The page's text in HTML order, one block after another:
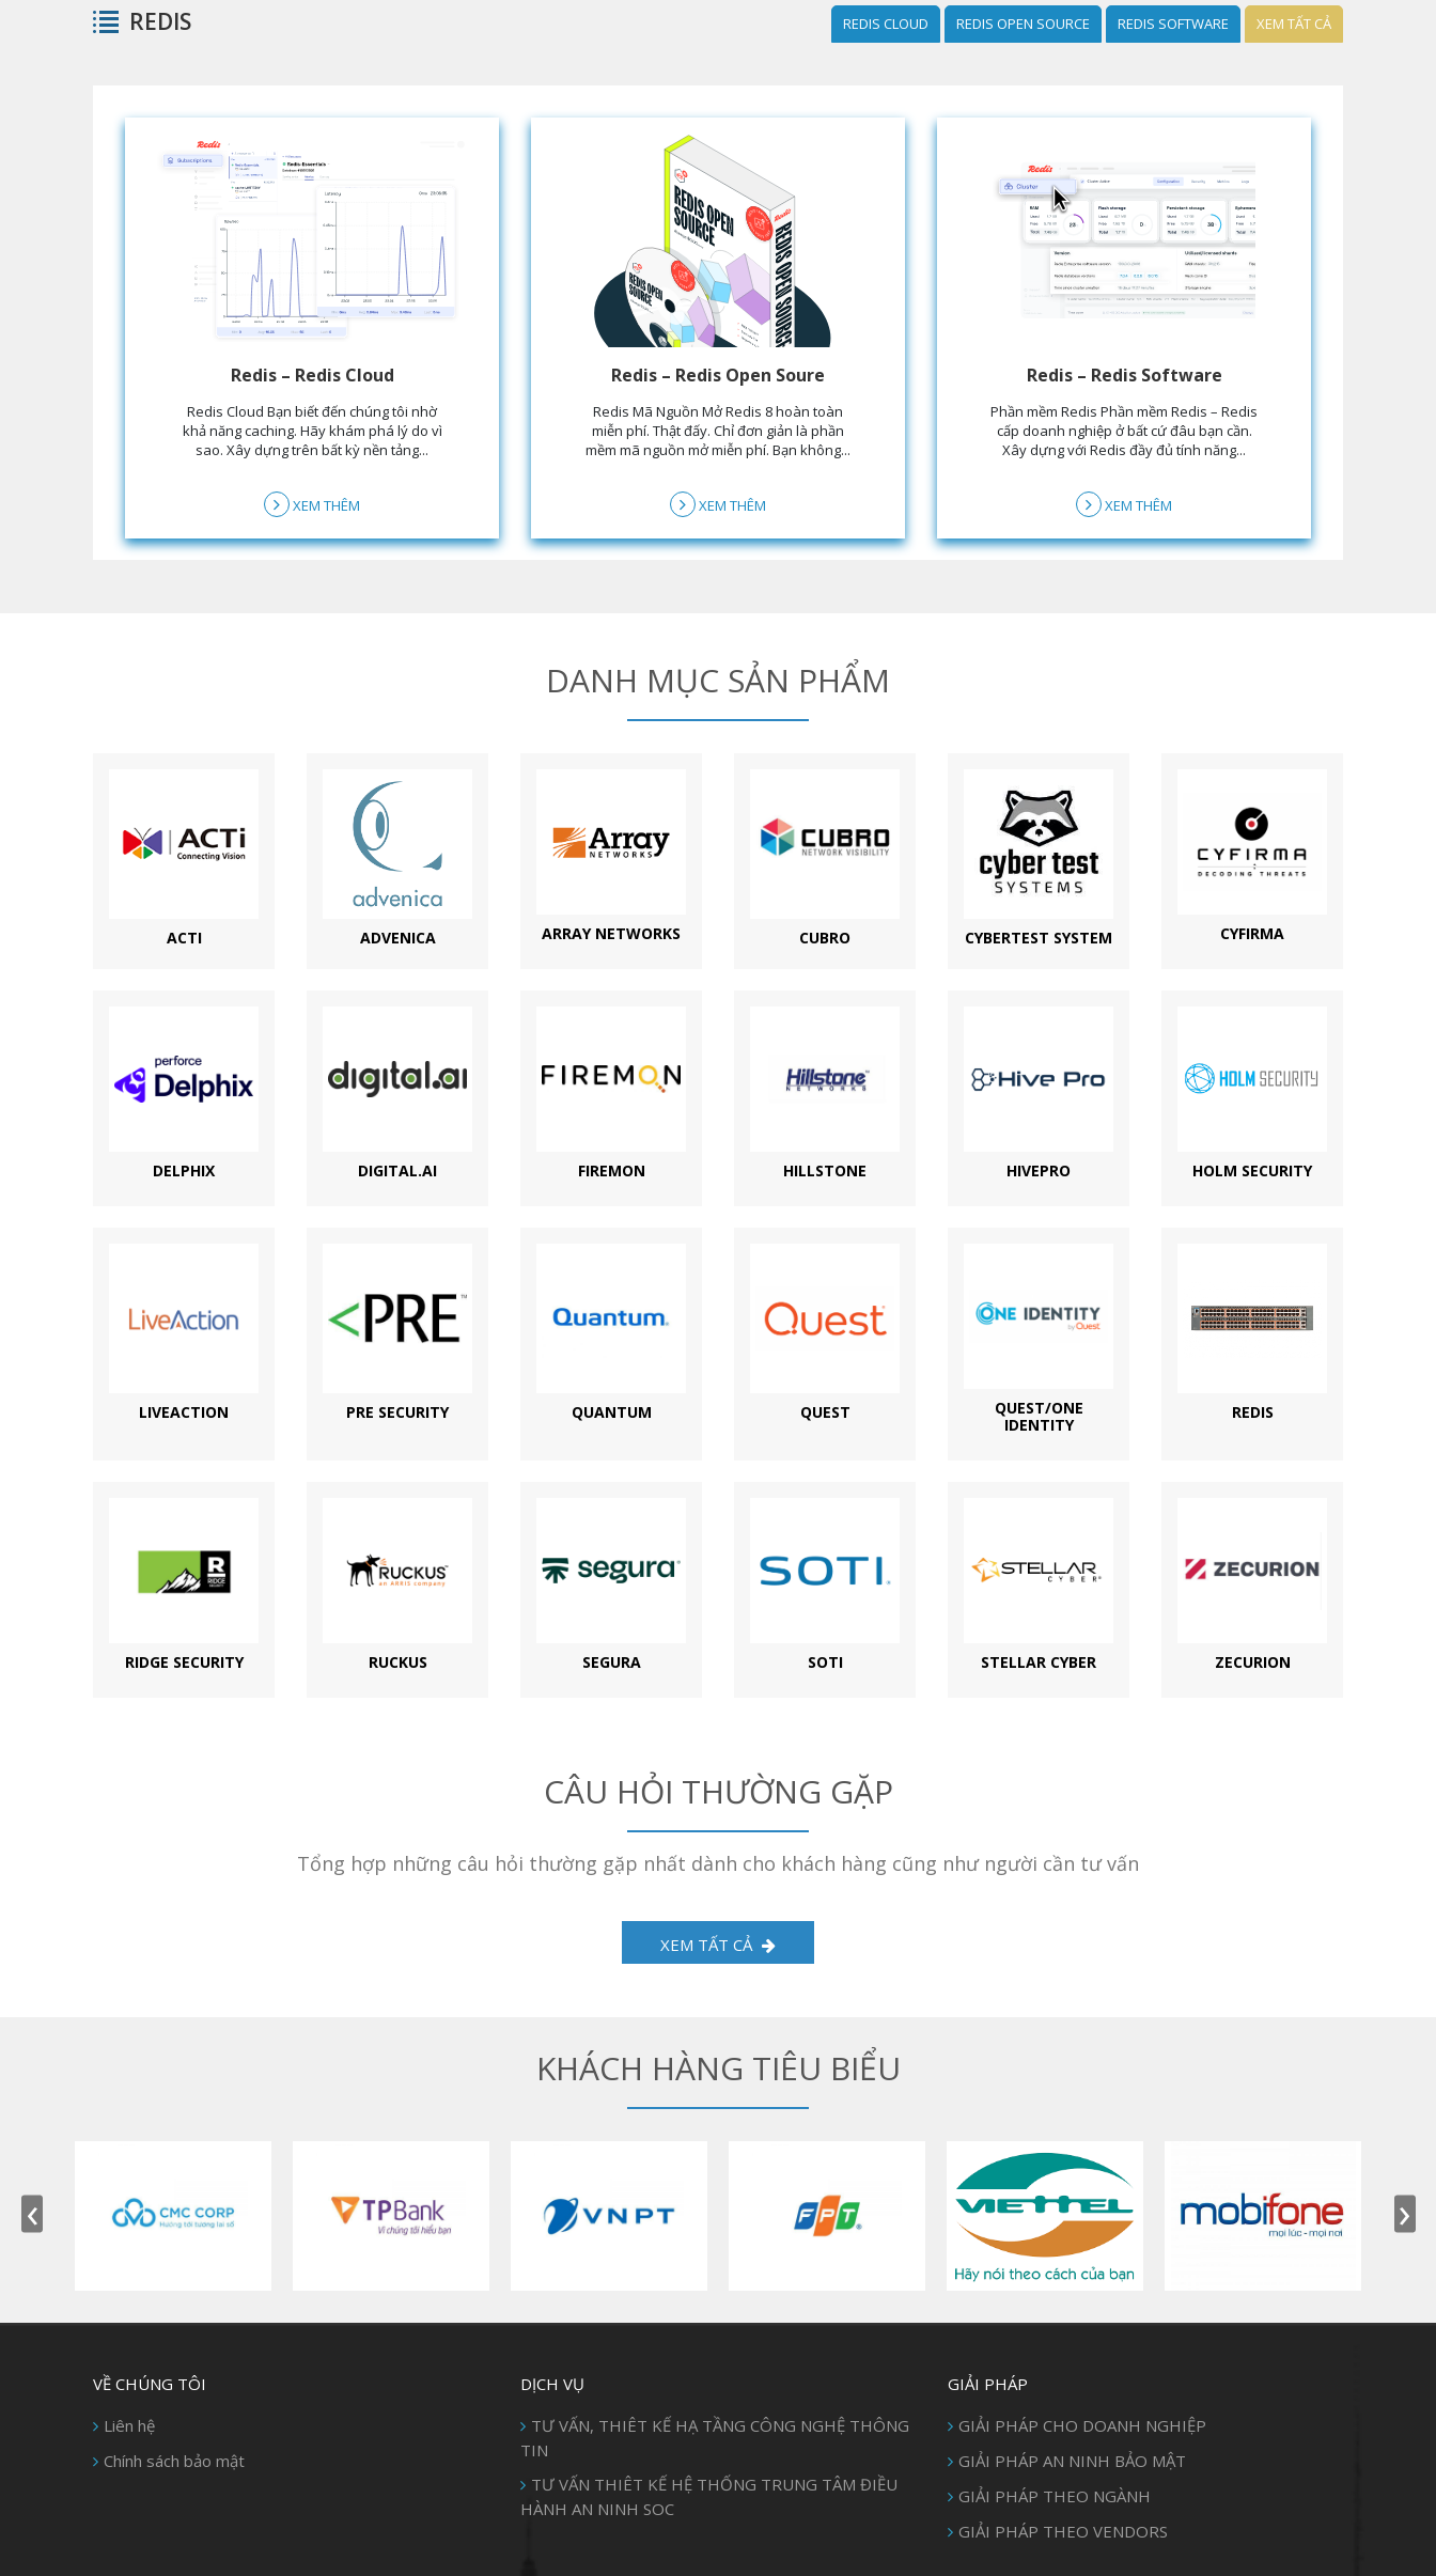
REDIS REDIS CLOUD REDIS OPEN SOURCE REDIS SOFTWARE XEM TẤT CẢ
Redis – Redis Cloud
Redis Cloud Bạn biết đến chúng tôi nhờ
khả năng caching. Hãy khám phá lý do vì
sao. Xây dựng trên bất kỳ nền tảng...
XEM THÊM
Redis – Redis Open Soure
Redis Mã Nguồn Mở Redis 8 hoàn toàn
miễn phí. Thật đấy. Chỉ đơn giản là phần
mềm mã nguồn mở miễn phí. Bạn không...
XEM THÊM
Redis – Redis Software
Phần mềm Redis Phần mềm Redis – Redis
cấp doanh nghiệp ở bất cứ đâu bạn cần.
Xây dựng với Redis đầy đủ tính năng...
XEM THÊM
DANH MỤC SẢN PHẨM
ACTI ADVENICA ARRAY NETWORKS CUBRO CYBERTEST SYSTEM CYFIRMA
DELPHIX DIGITAL.AI FIREMON HILLSTONE HIVEPRO HOLM SECURITY
LIVEACTION PRE SECURITY QUANTUM QUEST
QUEST/ONE
IDENTITY
REDIS
RIDGE SECURITY RUCKUS SEGURA SOTI STELLAR CYBER ZECURION
CÂU HỎI THƯỜNG GẶP
Tổng hợp những câu hỏi thường gặp nhất dành cho khách hàng cũng như người cần tư vấn
XEM TẤT CẢ
KHÁCH HÀNG TIÊU BIỂU
‹ ›
VỀ CHÚNG TÔI
Liên hệ
Chính sách bảo mật
DỊCH VỤ
TƯ VẤN, THIÊT KẾ HẠ TẦNG CÔNG NGHỆ THÔNG
TIN
TƯ VẤN THIÊT KẾ HỆ THỐNG TRUNG TÂM ĐIỀU
HÀNH AN NINH SOC
GIẢI PHÁP
GIẢI PHÁP CHO DOANH NGHIỆP
GIẢI PHÁP AN NINH BẢO MẬT
GIẢI PHÁP THEO NGÀNH
GIẢI PHÁP THEO VENDORS